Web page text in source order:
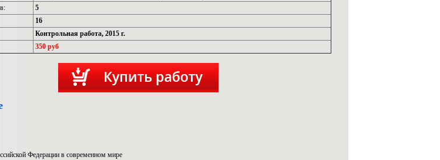
5
16
Контрольная работа, 2015 г.
350 руб
Федерации в современном мире